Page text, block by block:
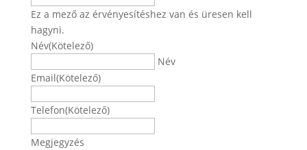
Ez a mező az érvényesítéshez van és üresen kell
hagyni.
Név(Kötelező)
Név
Email(Kötelező)
Telefon(Kötelező)
Megjegyzés